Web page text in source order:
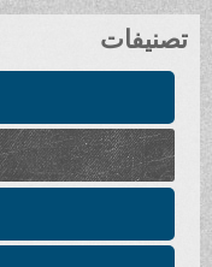
تصنيفات